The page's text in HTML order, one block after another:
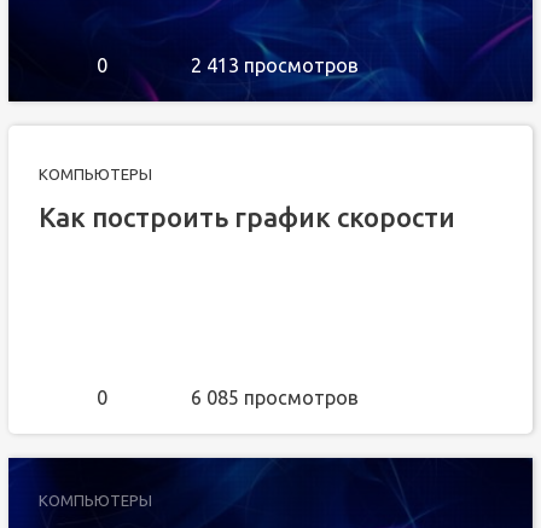
0 2 413 просмотров
КОМПЬЮТЕРЫ
Как построить график скорости
0 6 085 просмотров
КОМПЬЮТЕРЫ